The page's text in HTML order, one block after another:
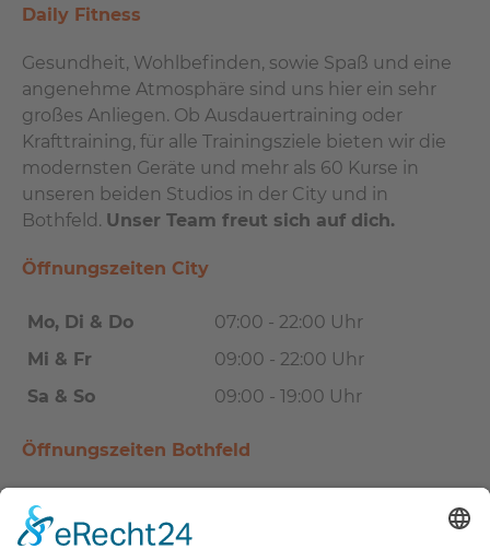
Daily Fitness
Gesundheit, Wohlbefinden, sowie Spaß und eine
angenehme Atmosphäre sind uns hier ein sehr
großes Anliegen. Ob Ausdauertraining oder
Krafttraining, für alle Trainingsziele bieten wir die
modernsten Geräte und mehr als 60 Kurse in
unseren beiden Studios in der City und in
Bothfeld. Unser Team freut sich auf dich.
Öffnungszeiten City
Mo, Di & Do
07:00 - 22:00 Uhr
Mi & Fr
09:00 - 22:00 Uhr
Sa & So
09:00 - 19:00 Uhr
Öffnungszeiten Bothfeld
Mo, Mi & Fr
Di & Do